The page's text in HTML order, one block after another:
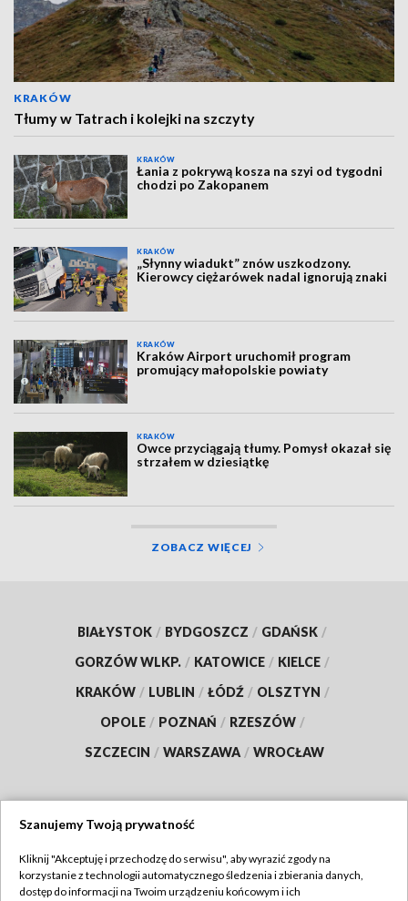
KRAKÓW
Tłumy w Tatrach i kolejki na szczyty
KRAKÓW
Łania z pokrywą kosza na szyi od tygodni
chodzi po Zakopanem
KRAKÓW
„Słynny wiadukt” znów uszkodzony.
Kierowcy ciężarówek nadal ignorują znaki
KRAKÓW
Kraków Airport uruchomił program
promujący małopolskie powiaty
KRAKÓW
Owce przyciągają tłumy. Pomysł okazał się
strzałem w dziesiątkę
ZOBACZ WIĘCEJ
BIAŁYSTOK / BYDGOSZCZ / GDAŃSK /
GORZÓW WLKP. / KATOWICE / KIELCE /
KRAKÓW / LUBLIN / ŁÓDŹ / OLSZTYN /
OPOLE / POZNAŃ / RZESZÓW /
SZCZECIN / WARSZAWA / WROCŁAW
TVP
Szanujemy Twoją prywatność
Kliknij "Akceptuję i przechodzę do serwisu", aby wyrazić zgody na
korzystanie z technologii automatycznego śledzenia i zbierania danych,
dostęp do informacji na Twoim urządzeniu końcowym i ich